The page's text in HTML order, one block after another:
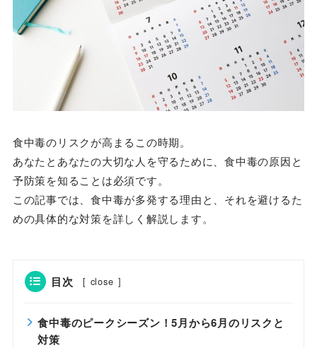
食中毒のリスクが高まるこの時期。
あなたとあなたの大切な人を守るために、食中毒の原因と
予防策を知ることは必須です。
この記事では、食中毒が多発する理由と、それを避けるた
めの具体的な対策を詳しく解説します。
目次 [ close ]
食中毒のピークシーズン！5月から6月のリスクと
対策